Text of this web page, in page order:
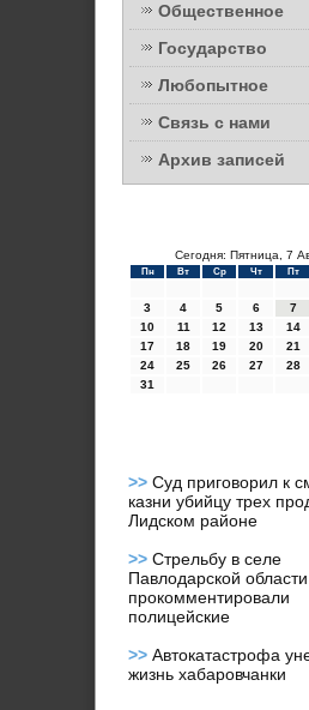
Общественное
Государство
Любопытное
Связь с нами
Архив записей
Сегодня: Пятница, 7
Пн Вт Ср Чт Пт
3
4 5 6 7
10
11 12 13 14
17
18 19 20 21
24
25 26 27 28
31
>> Суд приговорил к
казни убийцу трех
Лидском районе
>> Стрельбу в селе
Павлодарской области
прокомментировали
полицейские
>> Автокатастрофа
жизнь хабаровчанки